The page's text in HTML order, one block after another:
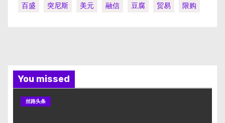
百盛
突尼斯 美元 融信 豆腐 贸易 限购
You missed
丝路头条